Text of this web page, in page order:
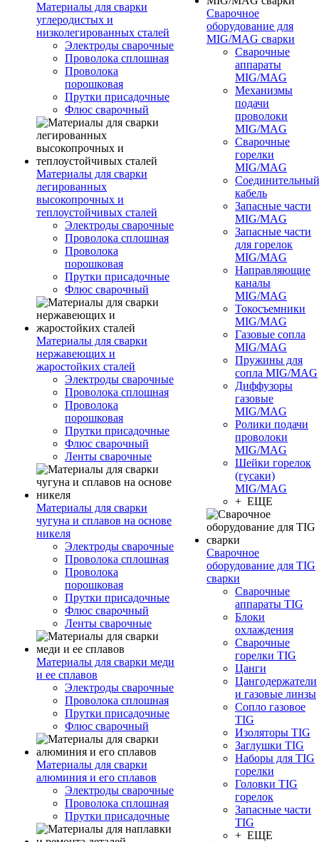
Материалы для сварки
углеродистых и
низколегированных сталей
Электроды сварочные
Проволока сплошная
Проволока
порошковая
Прутки присадочные
Флюс сварочный
Материалы для сварки
легированных
высокопрочных и
теплоустойчивых сталей
Электроды сварочные
Проволока сплошная
Проволока
порошковая
Прутки присадочные
Флюс сварочный
Материалы для сварки
нержавеющих и
жаростойких сталей
Электроды сварочные
Проволока сплошная
Проволока
порошковая
Прутки присадочные
Флюс сварочный
Ленты сварочные
Материалы для сварки
чугуна и сплавов на основе
никеля
Электроды сварочные
Проволока сплошная
Проволока
порошковая
Прутки присадочные
Флюс сварочный
Ленты сварочные
Материалы для сварки меди
и ее сплавов
Электроды сварочные
Проволока сплошная
Прутки присадочные
Флюс сварочный
Материалы для сварки
алюминия и его сплавов
Электроды сварочные
Проволока сплошная
Прутки присадочные
Сварочное
оборудование для
MIG/MAG сварки
Сварочные
аппараты
MIG/MAG
Механизмы
подачи
проволоки
MIG/MAG
Сварочные
горелки
MIG/MAG
Соединительный
кабель
Запасные части
MIG/MAG
Запасные части
для горелок
MIG/MAG
Направляющие
каналы
MIG/MAG
Токосъемники
MIG/MAG
Газовые сопла
MIG/MAG
Пружины для
сопла MIG/MAG
Диффузоры
газовые
MIG/MAG
Ролики подачи
проволоки
MIG/MAG
Шейки горелок
(гусаки)
MIG/MAG
+ ЕЩЕ
Сварочное
оборудование для TIG
сварки
Сварочные
аппараты TIG
Блоки
охлаждения
Сварочные
горелки TIG
Цанги
Цангодержатели
и газовые линзы
Сопло газовое
TIG
Изоляторы TIG
Заглушки TIG
Наборы для TIG
горелки
Головки TIG
горелок
Запасные части
TIG
+ ЕЩЕ